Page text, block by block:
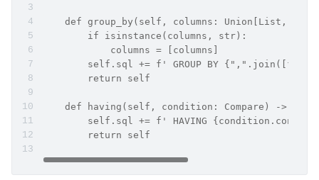
def group_by(self, columns: Union[List,
        if isinstance(columns, str):
            columns = [columns]
self.sql += f' GROUP BY
        return self
def having(self, condition: Compare) ->
self.sql += f' HAVING
        return self